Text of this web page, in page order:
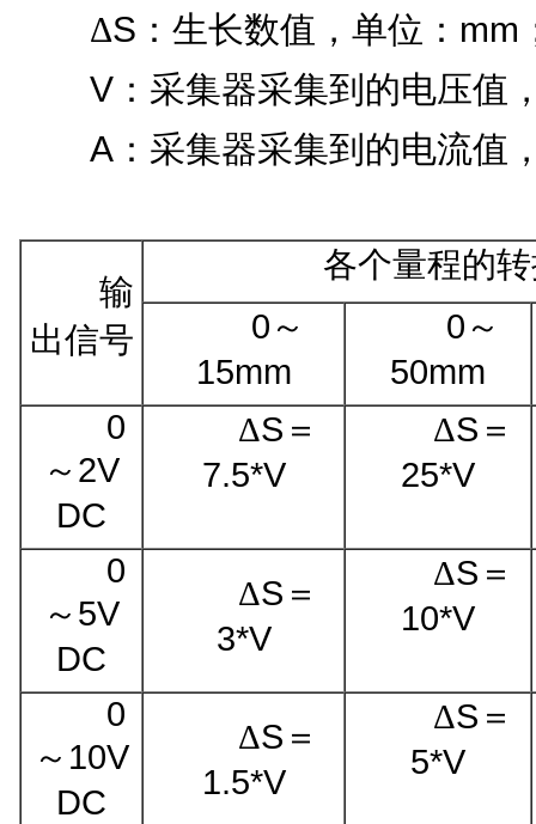
ΔS ： 生长数值，单位： mm
V：采集器采集到的电压值
A：采集器采集到的电流值
输
出信号
各个量程的
0 ～
15mm
0 ～
50mm
0
～ 2V
DC
ΔS ＝
7.5*V
ΔS ＝
25*V
0
～ 5V
DC
ΔS ＝
3*V
ΔS ＝
10*V
0
～ 10V
DC
ΔS ＝
1.5*V
ΔS ＝
5*V